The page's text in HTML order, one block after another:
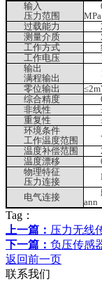
输入
压力范围
MPa
过载能力
测量介质
工作方式
工作电压
输出
满程输出
零位输出
综合精度
非线性
重复性
环境条件
工作温度范围
温度补偿范围
温度漂移
物理特征
压力连接
电气连接
ann
Tag：
上一篇： 压力无线
下一篇： 负压传感
返回前一页
联系我们